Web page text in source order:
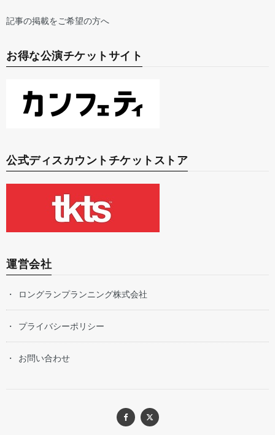
記事の掲載をご希望の方へ
お得な公演チケットサイト
公式ディスカウントチケットストア
運営会社
ロングランプランニング株式会社
プライバシーポリシー
お問い合わせ